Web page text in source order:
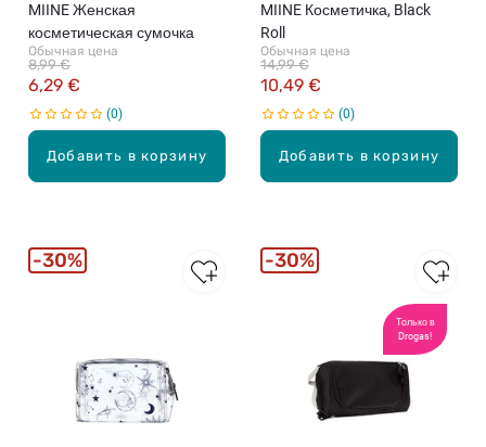
Добавить в корзину
MIINE Женская
косметическая сумочка
Обычная цена
6,29 €
8,99 €
0
Добавить в корзину
MIINE Косметичка, Black
Roll
Обычная цена
10,49 €
14,99 €
0
30%
Только в
Drogas!
30%